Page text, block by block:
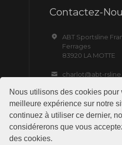
Nous utilisons des cookies pour
meilleure expérience sur notre
continuez à utiliser ce dernier,
considérerons que vous
des cookies.
Contactez-
ABT Sportsline
Ferrages
83920 LA MOTTE
charlot@abt-